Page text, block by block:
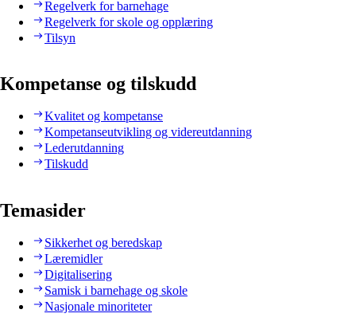
Regelverk for barnehage
Regelverk for skole og opplæring
Tilsyn
Kompetanse og tilskudd
Kvalitet og kompetanse
Kompetanseutvikling og videreutdanning
Lederutdanning
Tilskudd
Temasider
Sikkerhet og beredskap
Læremidler
Digitalisering
Samisk i barnehage og skole
Nasjonale minoriteter